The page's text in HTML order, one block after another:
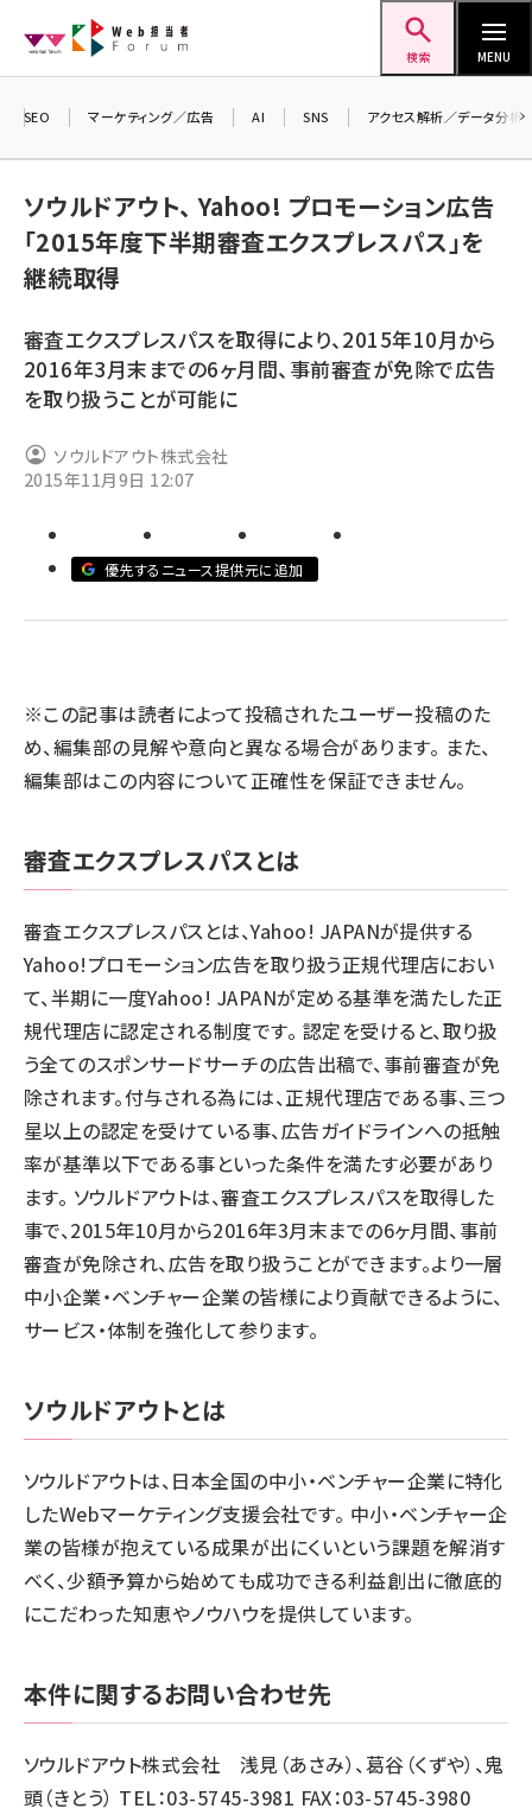
ン
検索 MENU
seo (3519)
youtube (2425)
note (2310)
セミナー (2301)
z世代 (1620)
meo (1274)
llmo (1160)
SEO マーケティング／広告 AI SNS アクセス解析／データ分析
ソウルドアウト、 Yahoo! プロモーション広告
「2015年度下半期審査エクスプレスパス」を
継続取得
審査エクスプレスパスを取得により、2015年10月から
2016年3月末までの6ヶ月間、事前審査が免除で広告
を取り扱うことが可能に
ソウルドアウト株式会社
2015年11月9日 12:07
優先するニュース提供元に追加
※この記事は読者によって投稿されたユーザー投稿のた
め、編集部の見解や意向と異なる場合があります。 また、
編集部はこの内容について正確性を保証できません。
審査エクスプレスパスとは
審査エクスプレスパスとは、Yahoo! JAPANが提供する
Yahoo!プロモーション広告を取り扱う正規代理店におい
て、半期に一度Yahoo! JAPANが定める基準を満たした正
規代理店に認定される制度です。 認定を受けると、取り扱
う全てのスポンサードサーチの広告出稿で、事前審査が免
除されます。付与される為には、正規代理店である事、三つ
星以上の認定を受けている事、広告ガイドラインへの抵触
率が基準以下である事といった条件を満たす必要があり
ます。 ソウルドアウトは、審査エクスプレスパスを取得した
事で、2015年10月から2016年3月末までの6ヶ月間、事前
審査が免除され、広告を取り扱うことができます。より一層
中小企業・ベンチャー企業の皆様により貢献できるように、
サービス・体制を強化して参ります。
ソウルドアウトとは
ソウルドアウトは、日本全国の中小・ベンチャー企業に特化
したWebマーケティング支援会社です。 中小・ベンチャー企
業の皆様が抱えている成果が出にくいという課題を解消す
べく、少額予算から始めても成功できる利益創出に徹底的
にこだわった知恵やノウハウを提供しています。
本件に関するお問い合わせ先
ソウルドアウト株式会社 浅見（あさみ）、葛谷（くずや）、鬼
頭（きとう） TEL：03-5745-3981 FAX：03-5745-3980
差し